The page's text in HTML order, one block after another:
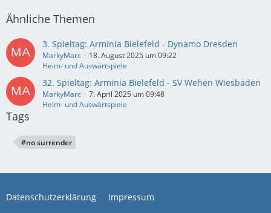
Ähnliche Themen
3. Spieltag: Arminia Bielefeld - Dynamo Dresden
MarkyMarc
18. August 2025 um 09:22
Heim- und Auswärtspiele
32. Spieltag: Arminia Bielefeld - SV Wehen Wiesbaden
MarkyMarc
7. April 2025 um 09:48
Heim- und Auswärtspiele
Tags
#no surrender
Datenschutzerklärung Impressum